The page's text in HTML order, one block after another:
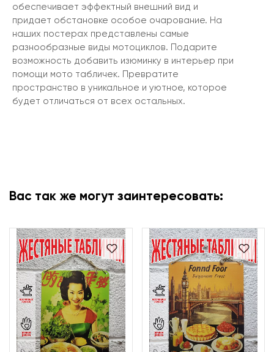
обеспечивает эффектный внешний вид и
придает обстановке особое очарование. На
наших постерах представлены самые
разнообразные виды мотоциклов. Подарите
возможность добавить изюминку в интерьер при
помощи мото табличек. Превратите
пространство в уникальное и уютное, которое
будет отличаться от всех остальных.
Вас так же могут заинтересовать: